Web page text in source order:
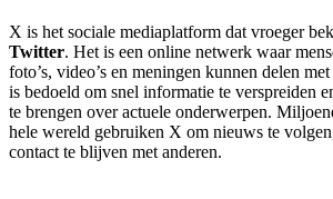
X is het sociale mediaplatform dat vroeger
Twitter. Het is een online netwerk waar
foto’s, video’s en meningen kunnen delen
is bedoeld om snel informatie te verspreiden
te brengen over actuele onderwerpen.
hele wereld gebruiken X om nieuws te
contact te blijven met anderen.